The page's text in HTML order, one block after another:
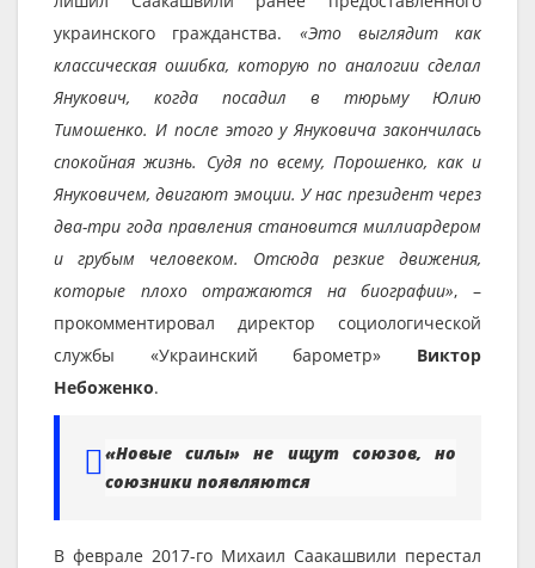
украинского гражданства. «Это выглядит как
классическая ошибка, которую по аналогии сделал
Янукович, когда посадил в тюрьму Юлию
Тимошенко. И после этого у Януковича закончилась
спокойная жизнь. Судя по всему, Порошенко, как и
Януковичем, двигают эмоции. У нас президент через
два-три года правления становится миллиардером
и грубым человеком. Отсюда резкие движения,
которые плохо отражаются на биографии», –
прокомментировал директор социологической
службы «Украинский барометр» Виктор
Небоженко.
«Новые силы» не ищут союзов, но
союзники появляются
В феврале 2017-го Михаил Саакашвили перестал